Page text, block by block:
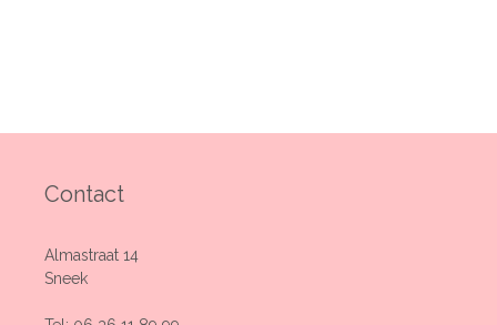
Contact
Almastraat 14
Sneek